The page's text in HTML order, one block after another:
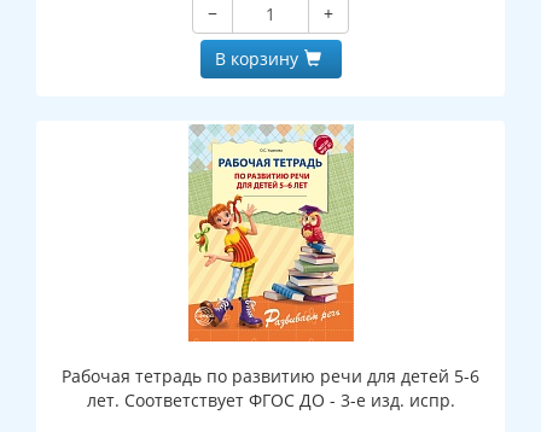
−
+
В корзину
Рабочая тетрадь по развитию речи для детей 5-6
лет. Соответствует ФГОС ДО - 3-е изд. испр.